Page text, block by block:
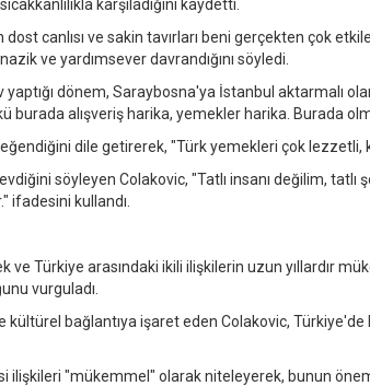
karşıladığını kaydetti.
canlısı ve sakin tavırları beni gerçekten çok
ve yardımsever davrandığını söyledi.
dönem, Saraybosna'ya İstanbul aktarmalı
burada alışveriş harika, yemekler harika. Burada
dile getirerek, "Türk yemekleri çok lezzetli,
söyleyen Colakovic, "Tatlı insanı değilim,
ifadesini kullandı.
ve Türkiye arasındaki ikili ilişkilerin uzun yıllardır
vurguladı.
kültürel bağlantıya işaret eden Colakovic,
ilişkileri "mükemmel" olarak niteleyerek, bunun